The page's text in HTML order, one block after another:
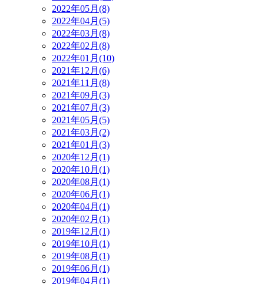
2022年05月(8)
2022年04月(5)
2022年03月(8)
2022年02月(8)
2022年01月(10)
2021年12月(6)
2021年11月(8)
2021年09月(3)
2021年07月(3)
2021年05月(5)
2021年03月(2)
2021年01月(3)
2020年12月(1)
2020年10月(1)
2020年08月(1)
2020年06月(1)
2020年04月(1)
2020年02月(1)
2019年12月(1)
2019年10月(1)
2019年08月(1)
2019年06月(1)
2019年04月(1)